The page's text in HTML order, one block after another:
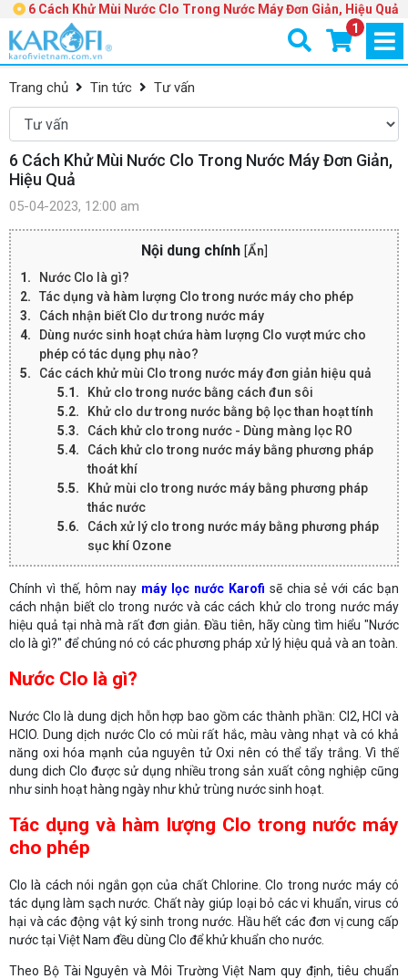
6 Cách Khử Mùi Nước Clo Trong Nước Máy Đơn Giản, Hiệu Quả
1
Trang chủ Tin tức Tư vấn
6 Cách Khử Mùi Nước Clo Trong Nước Máy Đơn Giản,
Hiệu Quả
05-04-2023, 12:00 am
Nội dung chính [Ẩn
Nước Clo là gì?
Tác dụng và hàm lượng Clo trong nước máy cho phép
Cách nhận biết Clo dư trong nước máy
Dùng nước sinh hoạt chứa hàm lượng Clo vượt mức cho
phép có tác dụng phụ nào?
Các cách khử mùi Clo trong nước máy đơn giản hiệu quả
Khử clo trong nước bằng cách đun sôi
Khử clo dư trong nước bằng bộ lọc than hoạt tính
Cách khử clo trong nước - Dùng màng lọc RO
Cách khử clo trong nước máy bằng phương pháp
thoát khí
Khử mùi clo trong nước máy bằng phương pháp
thác nước
Cách xử lý clo trong nước máy bằng phương pháp
sục khí Ozone
Chính vì thế, hôm nay máy lọc nước Karofi sẽ chia sẻ với các bạn
cách nhận biết clo trong nước và các cách khử clo trong nước máy
hiệu quả tại nhà mà rất đơn giản. Đầu tiên, hãy cùng tìm hiểu "Nước
clo là gì?" để chúng nó có các phương pháp xử lý hiệu quả và an toàn.
Nước Clo là gì?
Nước Clo là dung dịch hỗn hợp bao gồm các thành phần: Cl2, HCl và
HClO. Dung dịch nước Clo có mùi rất hắc, màu vàng nhạt và có khả
năng oxi hóa mạnh của nguyên tử Oxi nên có thể tẩy trắng. Vì thế
dung dich Clo được sử dụng nhiều trong sản xuất công nghiệp cũng
như sinh hoạt hàng ngày như khử trùng nước sinh hoạt.
Tác dụng và hàm lượng Clo trong nước máy
cho phép
Clo là cách nói ngắn gọn của chất Chlorine. Clo trong nước máy có
tác dụng làm sạch nước. Chất này giúp loại bỏ các vi khuẩn, virus có
hại và các động vật ký sinh trong nước. Hầu hết các đơn vị cung cấp
nước tại Việt Nam đều dùng Clo để khử khuẩn cho nước.
Theo Bộ Tài Nguyên và Môi Trường Việt Nam quy định, tiêu chuẩn